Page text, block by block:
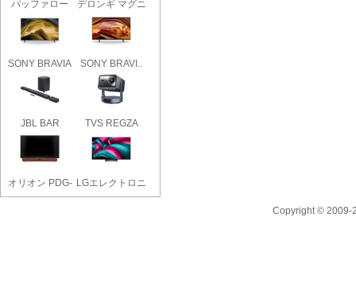
バッファロー
LinkStat..
デロンギ マグニ
フィカ..
SONY BRAVIA
SONY BRAVI..
JBL BAR
TVS REGZA
RLC-V7R MAX..
オリオン PDG- LGエレクトロニ
Copyright © 2009-